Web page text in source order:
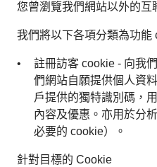
您曾瀏覽我們網站以外的互
我們將以下各項分類為功能
註冊訪客 cookie - 向我
們網站自願提供個人資
戶提供的獨特識別碼，
內容及優惠。亦用於分
必要的 cookie）。
針對目標的 Cookie